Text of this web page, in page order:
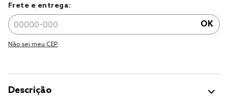
Frete e entrega:
OK
Não sei meu CEP.
Descrição